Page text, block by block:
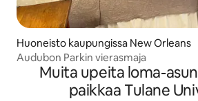
Huoneisto kaupungissa New Orleans
Audubon Parkin vierasmaja
Muita upeita loma-
paikkaa Tulane